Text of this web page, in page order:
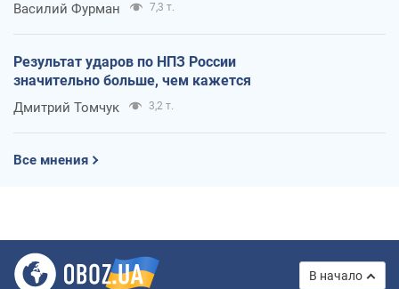
Василий Фурман 7,3 т.
Результат ударов по НПЗ России
значительно больше, чем кажется
Дмитрий Томчук 3,2 т.
Все мнения
В начало